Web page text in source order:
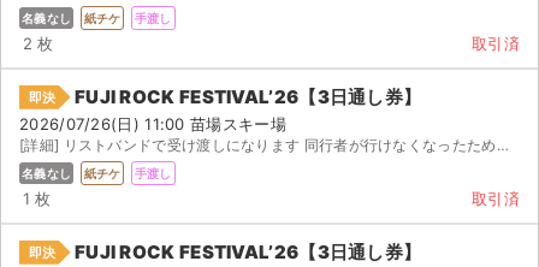
サイト情報
チケットジャム運営会社
チケットジャム利用規約
プライバシーポリシー
名義なし 紙チケ 手渡し
2 枚 取引済
即決 FUJI ROCK FESTIVAL’26【3日通し券】
2026/07/26(日) 11:00 苗場スキー場
[詳細] リストバンドで受け渡しになります 同行者が行けなくなったため出品します。 開催まで残り日数が僅...
名義なし 紙チケ 手渡し
1 枚 取引済
即決 FUJI ROCK FESTIVAL’26【3日通し券】